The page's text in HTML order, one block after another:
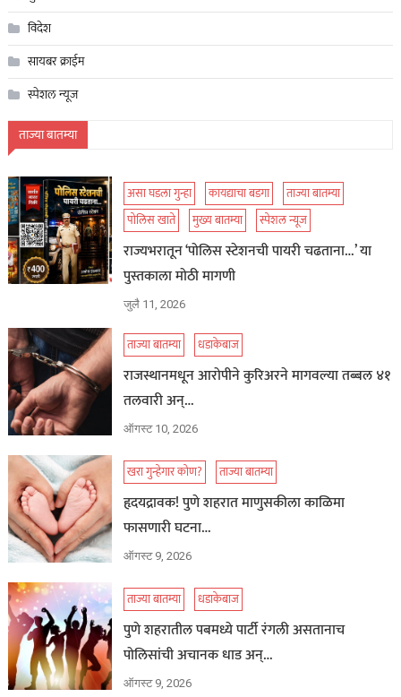
विदेश
सायबर क्राईम
स्पेशल न्यूज
ताज्या बातम्या
असा घडला गुन्हा कायद्याचा बडगा
ताज्या बातम्या
पोलिस खाते
मुख्य बातम्या स्पेशल न्यूज
राज्यभरातून ‘पोलिस स्टेशनची पायरी चढताना…’ या
पुस्तकाला मोठी मागणी
जुलै 11, 2026
ताज्या बातम्या धडाकेबाज
राजस्थानमधून आरोपीने कुरिअरने मागवल्या तब्बल ४१
तलवारी अन्…
ऑगस्ट 10, 2026
खरा गुन्हेगार कोण? ताज्या बातम्या
हृदयद्रावक! पुणे शहरात माणुसकीला काळिमा
फासणारी घटना…
ऑगस्ट 9, 2026
ताज्या बातम्या धडाकेबाज
पुणे शहरातील पबमध्ये पार्टी रंगली असतानाच
पोलिसांची अचानक धाड अन्…
ऑगस्ट 9, 2026